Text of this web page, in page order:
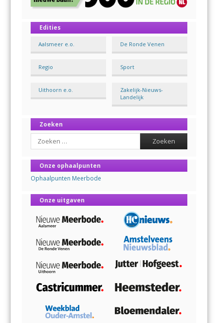
Edities
Aalsmeer e.o. De Ronde Venen
Regio Sport
Uithoorn e.o.
Zakelijk-Nieuws-
Landelijk
Zoeken
Search
Onze ophaalpunten
Ophaalpunten Meerbode
Onze uitgaven